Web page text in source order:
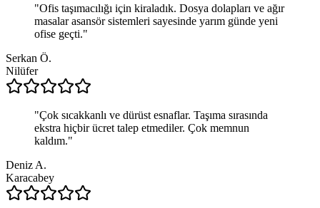
"Ofis taşımacılığı için kiraladık. Dosya dolapları ve ağır
masalar asansör sistemleri sayesinde yarım günde yeni
ofise geçti."
Serkan Ö.
Nilüfer
"Çok sıcakkanlı ve dürüst esnaflar. Taşıma sırasında
ekstra hiçbir ücret talep etmediler. Çok memnun
kaldım."
Deniz A.
Karacabey